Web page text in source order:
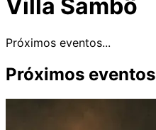
Villa Sambô
Próximos eventos...
Próximos eventos